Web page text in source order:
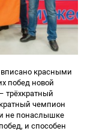
вписано красными
побед новой
трёхкратный
чемпион
не понаслышке
и способен